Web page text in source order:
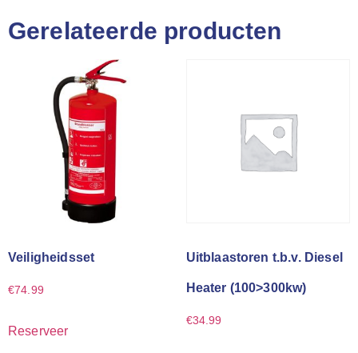
Gerelateerde producten
Veiligheidsset
€74.99
Reserveer
Uitblaastoren t.b.v. Diesel
Heater (100>300kw)
€34.99